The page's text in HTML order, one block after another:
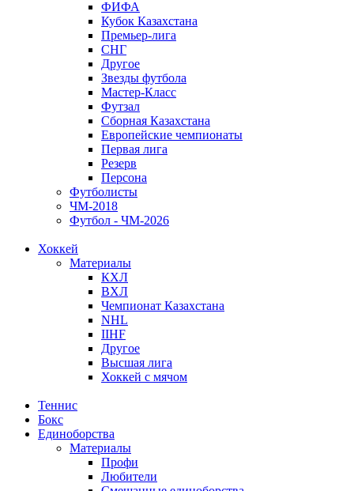
ФИФА
Кубок Казахстана
Премьер-лига
СНГ
Другое
Звезды футбола
Мастер-Класс
Футзал
Сборная Казахстана
Европейские чемпионаты
Первая лига
Резерв
Персона
Футболисты
ЧМ-2018
Футбол - ЧМ-2026
Хоккей
Материалы
КХЛ
ВХЛ
Чемпионат Казахстана
NHL
IIHF
Другое
Высшая лига
Хоккей с мячом
Теннис
Бокс
Единоборства
Материалы
Профи
Любители